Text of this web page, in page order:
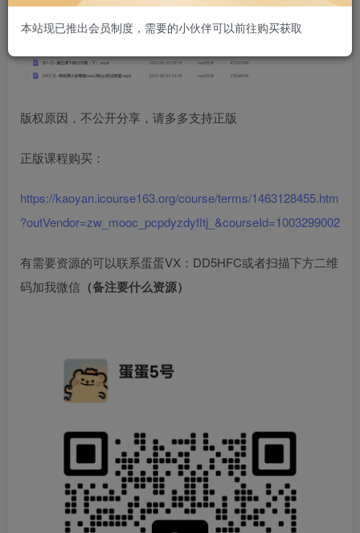
版权原因，不公开分享，请多多支持正版
正版课程购买：
https://kaoyan.icourse163.org/course/terms/1463128455.htm
?outVendor=zw_mooc_pcpdyzdyfltj_&courseId=1003299002
有需要资源的可以联系蛋蛋VX：DD5HFC或者扫描下方二维
码加我微信 （备注要什么资源）
本站现已推出会员制度，需要的小伙伴可以前往购买获取